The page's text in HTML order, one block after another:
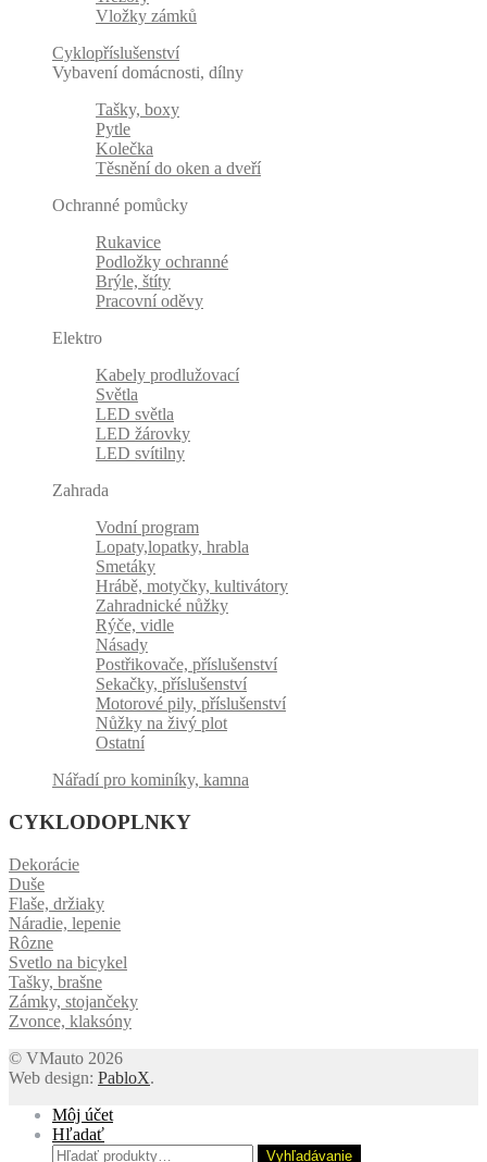
Vložky zámků
Cyklopříslušenství
Vybavení domácnosti, dílny
Tašky, boxy
Pytle
Kolečka
Těsnění do oken a dveří
Ochranné pomůcky
Rukavice
Podložky ochranné
Brýle, štíty
Pracovní oděvy
Elektro
Kabely prodlužovací
Světla
LED světla
LED žárovky
LED svítilny
Zahrada
Vodní program
Lopaty,lopatky, hrabla
Smetáky
Hrábě, motyčky, kultivátory
Zahradnické nůžky
Rýče, vidle
Násady
Postřikovače, příslušenství
Sekačky, příslušenství
Motorové pily, příslušenství
Nůžky na živý plot
Ostatní
Nářadí pro kominíky, kamna
CYKLODOPLNKY
Dekorácie
Duše
Flaše, držiaky
Náradie, lepenie
Rôzne
Svetlo na bicykel
Tašky, brašne
Zámky, stojančeky
Zvonce, klaksóny
© VMauto 2026
Web design: PabloX.
Môj účet
Hľadať
Hľadať:
Vyhľadávanie